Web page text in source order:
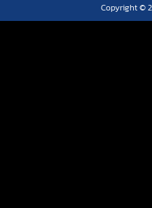
Copyright ©